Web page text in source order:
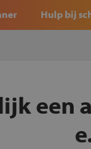
Hulp bij
een